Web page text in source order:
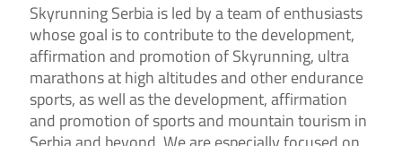
Skyrunning Serbia is led by a team of enthusiasts
whose goal is to contribute to the development,
affirmation and promotion of Skyrunning, ultra
marathons at high altitudes and other endurance
sports, as well as the development, affirmation
and promotion of sports and mountain tourism in